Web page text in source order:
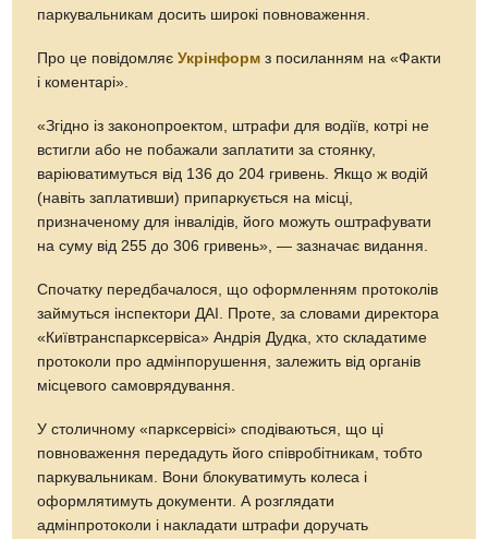
паркувальникам досить широкі повноваження.
Про це повідомляєУкрінформ з посиланням на «Факти
і коментарі».
«Згідно із законопроектом, штрафи для водіїв, котрі не
встигли або не побажали заплатити за стоянку,
варіюватимуться від 136 до 204 гривень. Якщо ж водій
(навіть заплативши) припаркується на місці,
призначеному для інвалідів, його можуть оштрафувати
на суму від 255 до 306 гривень», — зазначає видання.
Спочатку передбачалося, що оформленням протоколів
займуться інспектори ДАІ. Проте, за словами директора
«Київтранспарксервіса» Андрія Дудка, хто складатиме
протоколи про адмінпорушення, залежить від органів
місцевого самоврядування.
У столичному «парксервісі» сподіваються, що ці
повноваження передадуть його співробітникам, тобто
паркувальникам. Вони блокуватимуть колеса і
оформлятимуть документи. А розглядати
адмінпротоколи і накладати штрафи доручать